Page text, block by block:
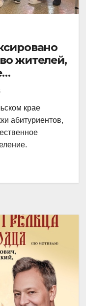
жителей,
с
крае
абитуриентов,